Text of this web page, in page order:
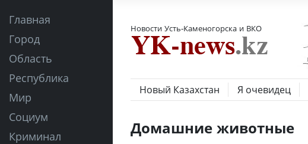
Главная
Город
Область
Республика
Мир
Социум
Криминал
Новости Усть-Каменогорска и ВКО
Новый Казахстан Я очевидец
Домашние животные